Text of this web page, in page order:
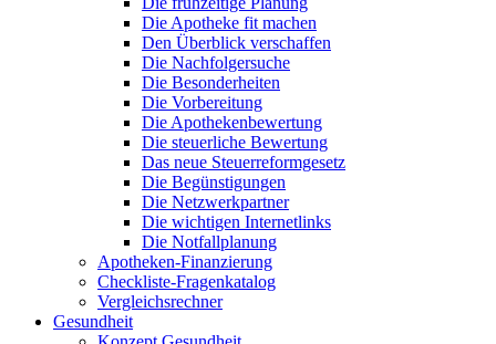
Die Apotheke fit machen
Den Überblick verschaffen
Die Nachfolgersuche
Die Besonderheiten
Die Vorbereitung
Die Apothekenbewertung
Die steuerliche Bewertung
Das neue Steuerreformgesetz
Die Begünstigungen
Die Netzwerkpartner
Die wichtigen Internetlinks
Die Notfallplanung
Apotheken-Finanzierung
Checkliste-Fragenkatalog
Vergleichsrechner
Gesundheit